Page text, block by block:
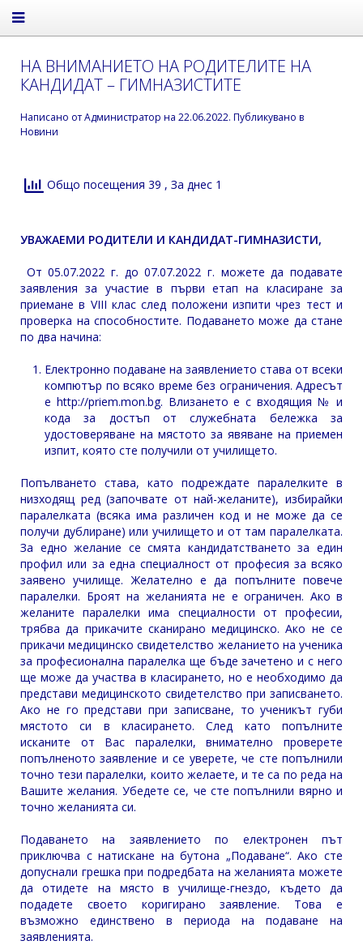
НА ВНИМАНИЕТО НА РОДИТЕЛИТЕ НА
КАНДИДАТ – ГИМНАЗИСТИТЕ
Написано отАдминистратор на 22.06.2022. Публикувано в
Новини
Общо посещения 39 , За днес 1
УВАЖАЕМИ РОДИТЕЛИ И КАНДИДАТ-ГИМНАЗИСТИ,
От 05.07.2022 г. до 07.07.2022 г. можете да подавате
заявления за участие в първи етап на класиране за
приемане в VIII клас след положени изпити чрез тест и
проверка на способностите. Подаването може да стане
по два начина:
Електронно подаване на заявлението става от всеки
компютър по всяко време без ограничения. Адресът
е http://priem.mon.bg. Влизането е с входящия № и
кода за достъп от служебната бележка за
удостоверяване на мястото за явяване на приемен
изпит, която сте получили от училището.
Попълването става, като подреждате паралелките в
низходящ ред (започвате от най-желаните), избирайки
паралелката (всяка има различен код и не може да се
получи дублиране) или училището и от там паралелката.
За едно желание се смята кандидатстването за един
профил или за една специалност от професия за всяко
заявено училище. Желателно е да попълните повече
паралелки. Броят на желанията не е ограничен. Ако в
желаните паралелки има специалности от професии,
трябва да прикачите сканирано медицинско. Ако не се
прикачи медицинско свидетелство желанието на ученика
за професионална паралелка ще бъде зачетено и с него
ще може да участва в класирането, но е необходимо да
представи медицинското свидетелство при записването.
Ако не го представи при записване, то ученикът губи
мястото си в класирането. След като попълните
исканите от Вас паралелки, внимателно проверете
попълненото заявление и се уверете, че сте попълнили
точно тези паралелки, които желаете, и те са по реда на
Вашите желания. Убедете се, че сте попълнили вярно и
точно желанията си.
Подаването на заявлението по електронен път
приключва с натискане на бутона „Подаване“. Ако сте
допуснали грешка при подредбата на желанията можете
да отидете на място в училище-гнездо, където да
подадете своето коригирано заявление. Това е
възможно единствено в периода на подаване на
заявленията.